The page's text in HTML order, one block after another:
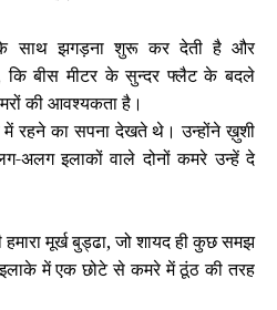
साथ झगड़ना शुरू कर देती है और
कि बीस मीटर के सुन्दर फ्लैट के बदले
की आवश्यकता है।
में रहने का सपना देखते थे। उन्होंने ख़ुशी
इलाकों वाले दोनों कमरे उन्हें दे
हमारा मूर्ख बुड्ढा, जो शायद ही कुछ समझ
इलाके में एक छोटे से कमरे में ठूंठ की तरह